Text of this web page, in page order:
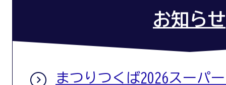
お知らせ
まつりつくば2026スーパ